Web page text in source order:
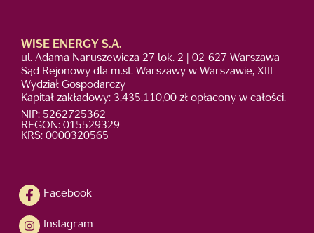
WISE ENERGY S.A.
ul. Adama Naruszewicza 27 lok. 2 | 02-627 Warszawa
Sąd Rejonowy dla m.st. Warszawy w Warszawie, XIII
Wydział Gospodarczy
Kapitał zakładowy: 3.435.110,00 zł opłacony w całości.
NIP: 5262725362
REGON: 015529329
KRS: 0000320565
Facebook
Instagram